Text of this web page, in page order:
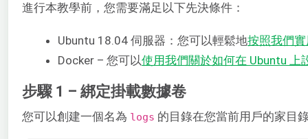
進行本教學前，您需要滿足以下先決條件：
Ubuntu 18.04 伺服器：您可以輕鬆地按照我們
Docker – 您可以使用我們關於如何在 Ubuntu 上
步驟 1 – 綁定掛載數據卷
您可以創建一個名為 logs 的目錄在您當前用戶的家目